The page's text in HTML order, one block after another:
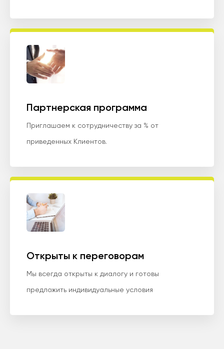
Партнерская программа
Приглашаем к сотрудничеству за % от
приведенных Клиентов.
Открыты к переговорам
Мы всегда открыты к диалогу и готовы
предложить индивидуальные условия